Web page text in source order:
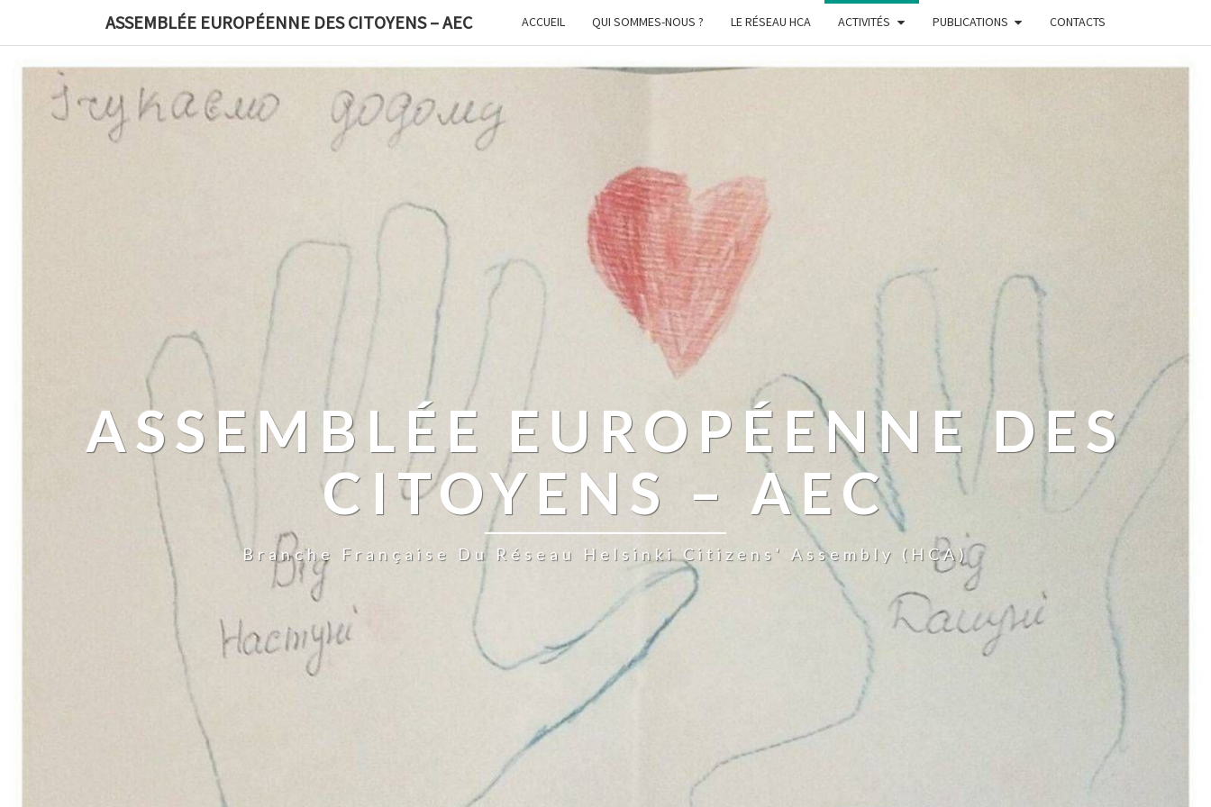
ASSEMBLÉE EUROPÉENNE DES CITOYENS – AEC ACCUEIL QUI SOMMES-NOUS ? LE RÉSEAU HCA ACTIVITÉS PUBLICATIONS CONTACTS
ASSEMBLÉE EUROPÉENNE DES
CITOYENS – AEC
Branche Française Du Réseau Helsinki Citizens' Assembly (HCA)